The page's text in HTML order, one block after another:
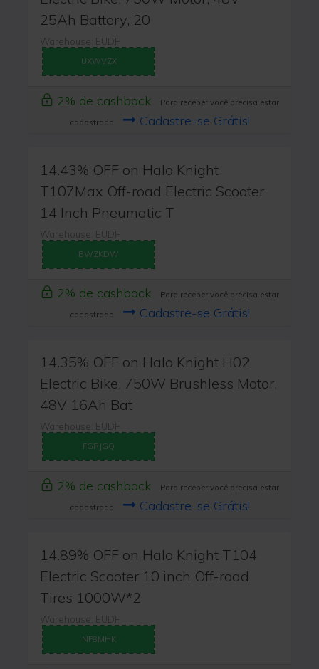
25Ah Battery, 20
Warehouse: EUDF
UXWVZX
2% de cashback
Para receber você precisa estar
cadastrado
Cadastre-se Grátis!
14.43% OFF on Halo Knight
T107Max Off-road Electric Scooter
14 Inch Pneumatic T
Warehouse: EUDF
BWZKDW
2% de cashback
Para receber você precisa estar
cadastrado
Cadastre-se Grátis!
14.35% OFF on Halo Knight H02
Electric Bike, 750W Brushless Motor,
48V 16Ah Bat
Warehouse: EUDF
FGRJGQ
2% de cashback
Para receber você precisa estar
cadastrado
Cadastre-se Grátis!
14.89% OFF on Halo Knight T104
Electric Scooter 10 inch Off-road
Tires 1000W*2
Warehouse: EUDF
NF8MHK